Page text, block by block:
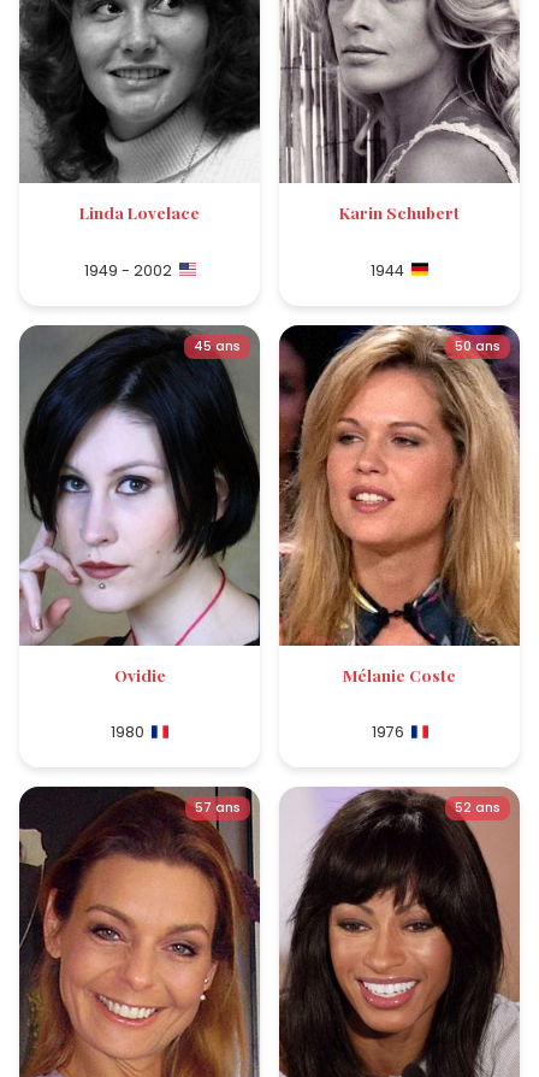
Linda Lovelace
1949 - 2002
Karin Schubert
1944
45 ans
Ovidie
1980
50 ans
Mélanie Coste
1976
57 ans 52 ans